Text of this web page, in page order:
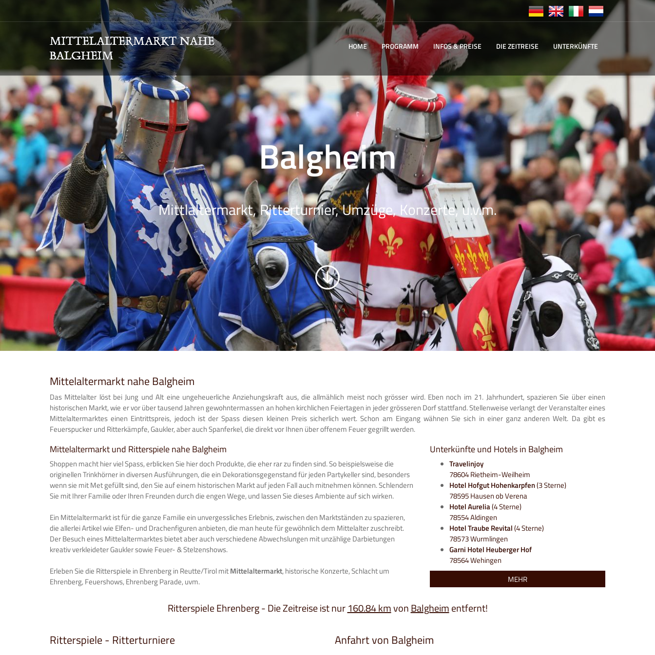
HOME PROGRAMM INFOS & PREISE DIE ZEITREISE UNTERKÜNFTE
Balgheim
Mittlaltermarkt, Ritterturnier, Umzüge, Konzerte, u.v.m.
Mittelaltermarkt nahe Balgheim
Das Mittelalter löst bei Jung und Alt eine ungeheuerliche Anziehungskraft aus, die allmählich meist noch grösser wird. Eben noch im 21. Jahrhundert, spazieren Sie über einen
historischen Markt, wie er vor über tausend Jahren gewohntermassen an hohen kirchlichen Feiertagen in jeder grösseren Dorf stattfand. Stellenweise verlangt der Veranstalter eines
Mittelaltermarktes einen Eintrittspreis, jedoch ist der Spass diesen kleinen Preis sicherlich wert. Schon am Eingang wähnen Sie sich in einer ganz anderen Welt. Da gibt es
Feuerspucker und Ritterkämpfe, Gaukler, aber auch Spanferkel, die direkt vor Ihnen über offenem Feuer gegrillt werden.
Mittelaltermarkt und Ritterspiele nahe Balgheim
Shoppen macht hier viel Spass, erblicken Sie hier doch Produkte, die eher rar zu finden sind. So beispielsweise die
originellen Trinkhörner in diversen Ausführungen, die ein Dekorationsgegenstand für jeden Partykeller sind, besonders
wenn sie mit Met gefüllt sind, den Sie auf einem historischen Markt auf jeden Fall auch mitnehmen können. Schlendern
Sie mit Ihrer Familie oder Ihren Freunden durch die engen Wege, und lassen Sie dieses Ambiente auf sich wirken.
Ein Mittelaltermarkt ist für die ganze Familie ein unvergessliches Erlebnis, zwischen den Marktständen zu spazieren,
die allerlei Artikel wie Elfen- und Drachenfiguren anbieten, die man heute für gewöhnlich dem Mittelalter zuschreibt.
Der Besuch eines Mittelaltermarktes bietet aber auch verschiedene Abwechslungen mit unzählige Darbietungen
kreativ verkleideter Gaukler sowie Feuer- & Stelzenshows.
Erleben Sie die Ritterspiele in Ehrenberg in Reutte/Tirol mitMittelaltermarkt, historische Konzerte, Schlacht um
Ehrenberg, Feuershows, Ehrenberg Parade, uvm.
Unterkünfte und Hotels in Balgheim
Travelinjoy
78604 Rietheim-Weilheim
Hotel Hofgut Hohenkarpfen(3 Sterne)
78595 Hausen ob Verena
Hotel Aurelia(4 Sterne)
78554 Aldingen
Hotel Traube Revital(4 Sterne)
78573 Wurmlingen
Garni Hotel Heuberger Hof
78564 Wehingen
MEHR
Ritterspiele Ehrenberg - Die Zeitreise ist nur160.84 kmvonBalgheimentfernt!
Ritterspiele - Ritterturniere Anfahrt von Balgheim